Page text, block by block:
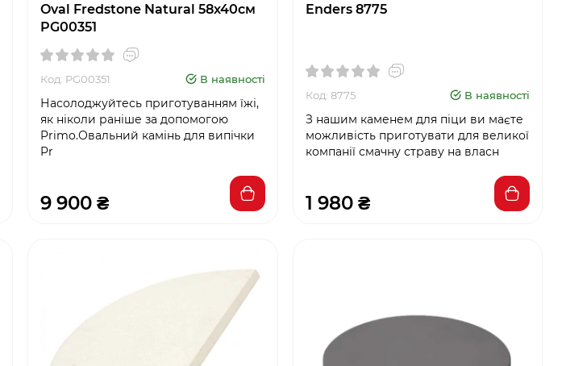
Oval Fredstone Natural 58x40см
PG00351
Код: PG00351 В наявності
Насолоджуйтесь приготуванням їжі,
як ніколи раніше за допомогою
Primo.Овальний камінь для випічки
Pr
9 900 ₴
Enders 8775
Код: 8775 В наявності
З нашим каменем для піци ви маєте
можливість приготувати для великої
компанії смачну страву на власн
1 980 ₴